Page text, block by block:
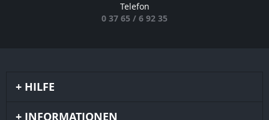
Telefon
0 37 65 / 6 92 35
HILFE
INFORMATIONEN